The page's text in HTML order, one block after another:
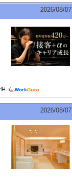
2026/08/07
2026/08/07